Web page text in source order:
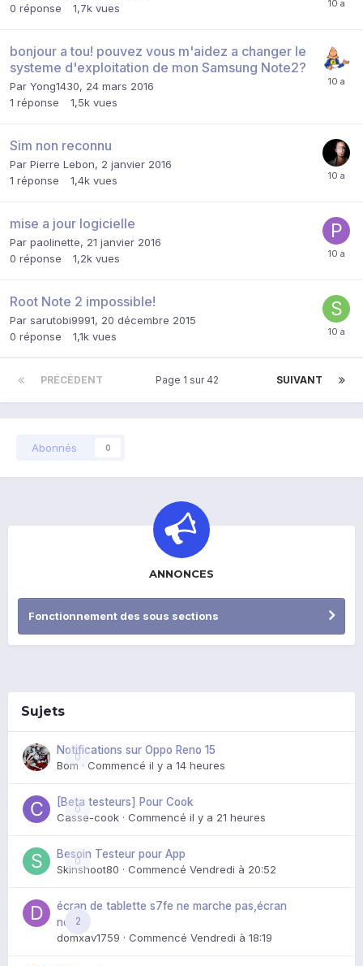
0 réponse 1,7k vues
bonjour a tou! pouvez vous m'aidez a changer le
systeme d'exploitation de mon Samsung Note2?
Par Yong1430, 24 mars 2016
1 réponse 1,5k vues
Sim non reconnu
Par Pierre Lebon, 2 janvier 2016
1 réponse 1,4k vues
mise a jour logicielle
Par paolinette, 21 janvier 2016
0 réponse 1,2k vues
Root Note 2 impossible!
Par sarutobi9991, 20 décembre 2015
0 réponse 1,1k vues
PRÉCÉDENT SUIVANT
Page 1 sur 42
Abonnés 0
ANNONCES
Fonctionnement des sous sections
Sujets
0
Notifications sur Oppo Reno 15
Bom · Commencé il y a 14 heures
0
[Beta testeurs] Pour Cook
Casse-cook · Commencé il y a 21 heures
0
Besoin Testeur pour App
Skinshoot80 · Commencé Vendredi à 20:52
2
écran de tablette s7fe ne marche pas,écran
noir
domxav1759 · Commencé Vendredi à 18:19